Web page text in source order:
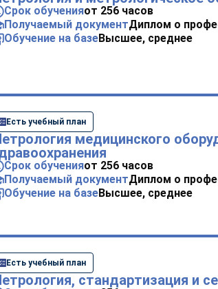
Срок обученияот 256 часов
Получаемый документДиплом о
Обучение на базеВысшее, среднее
Есть учебный план
медицинского
Срок обученияот 256 часов
Получаемый документДиплом о
Обучение на базеВысшее, среднее
Есть учебный план
стандартизация и